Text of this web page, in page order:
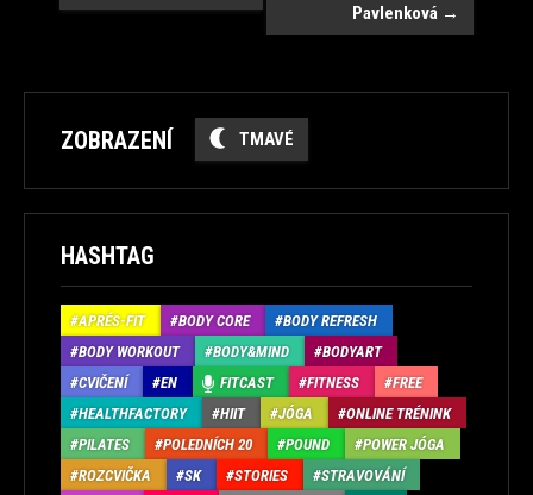
Pavlenková →
ZOBRAZENÍ TMAVÉ
HASHTAG
APRÉS-FIT BODY CORE
BODY REFRESH
BODY WORKOUT
BODY&MIND
BODYART
CVIČENÍ
EN FITCAST FITNESS
FREE
HEALTHFACTORY
HIIT JÓGA
ONLINE TRÉNINK
PILATES
POLEDNÍCH 20 POUND
POWER JÓGA
ROZCVIČKA
SK STORIES
STRAVOVÁNÍ